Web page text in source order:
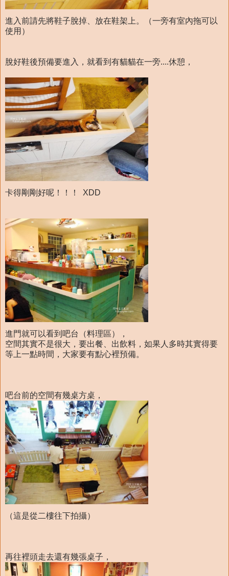
進入前請先將鞋子脫掉、放在鞋架上。（一旁有室內拖可以
使用）
脫好鞋後預備要進入，就看到有貓貓在一旁....休憩，
卡得剛剛好呢！！！ XDD
進門就可以看到吧台（料理區），
空間其實不是很大，要出餐、出飲料，如果人多時其實得要
等上一點時間，大家要有點心裡預備。
吧台前的空間有幾桌方桌，
（這是從二樓往下拍攝）
再往裡頭走去還有幾張桌子，